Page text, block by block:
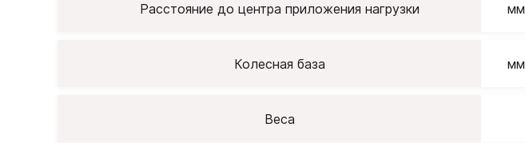
Расстояние до центра приложения нагрузки мм
Колесная база мм
Веса